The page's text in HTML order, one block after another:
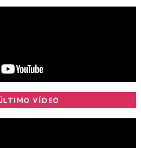
VÍDEO